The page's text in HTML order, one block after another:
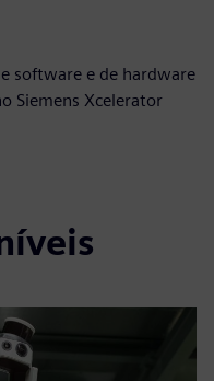
software e de hardware
Siemens Xcelerator